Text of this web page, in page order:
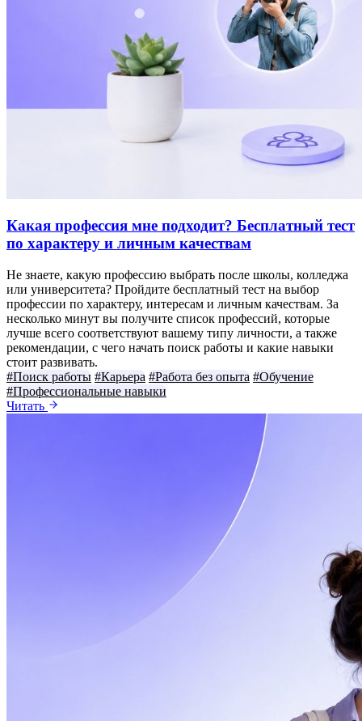
Какая профессия мне подходит? Бесплатный тест
по характеру и личным качествам
Не знаете, какую профессию выбрать после школы, колледжа
или университета? Пройдите бесплатный тест на выбор
профессии по характеру, интересам и личным качествам. За
несколько минут вы получите список профессий, которые
лучше всего соответствуют вашему типу личности, а также
рекомендации, с чего начать поиск работы и какие навыки
стоит развивать.
#Поиск работы #Карьера #Работа без опыта #Обучение
#Профессиональные навыки
Читать